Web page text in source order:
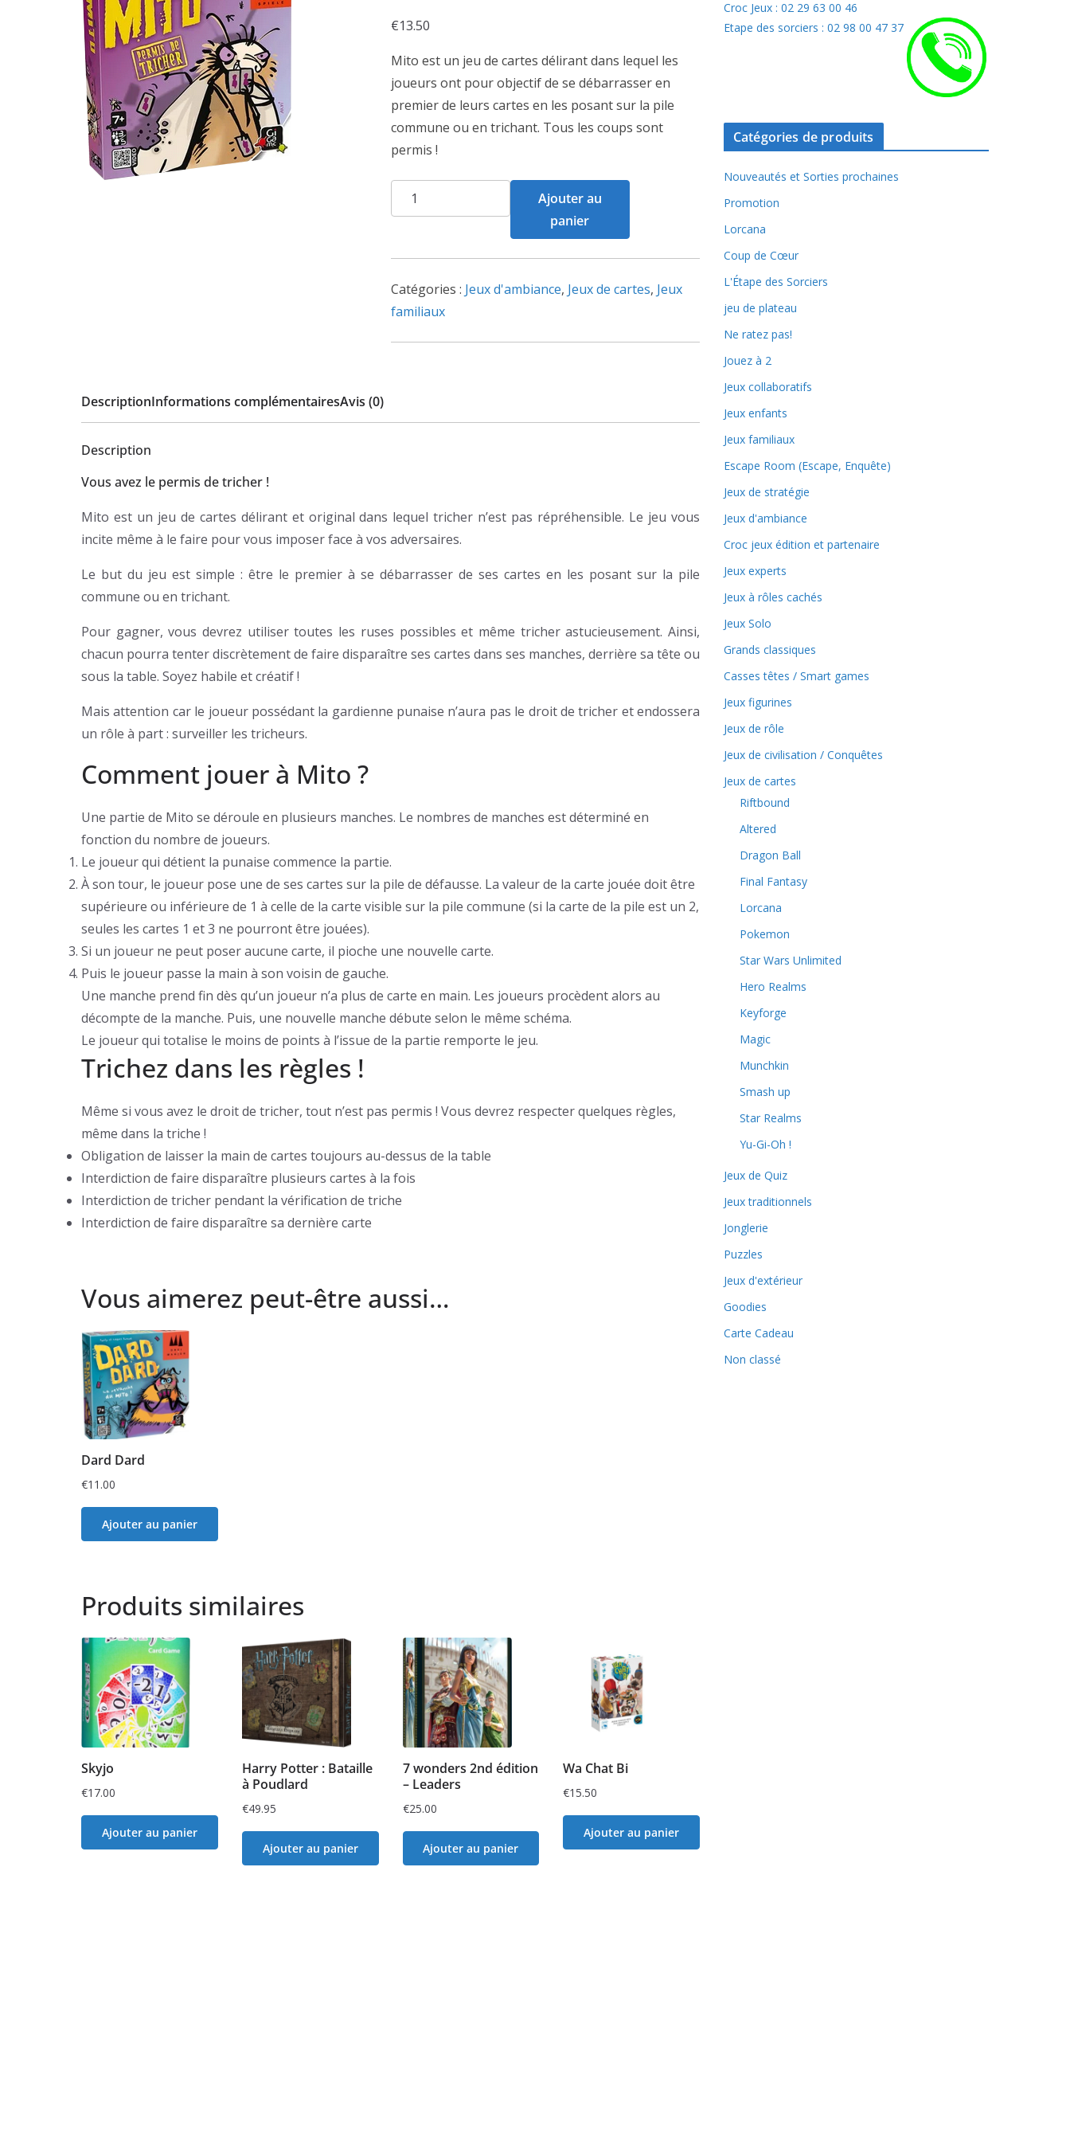
€13.50
Mito est un jeu de cartes délirant dans lequel les
joueurs ont pour objectif de se débarrasser en
premier de leurs cartes en les posant sur la pile
commune ou en trichant. Tous les coups sont
permis !
quantité
de
Ajouter au
panier
Catégories : Jeux d'ambiance, Jeux de cartes, Jeux
familiaux
DescriptionInformations complémentairesAvis (0)
Description
Vous avez le permis de tricher !
Mito est un jeu de cartes délirant et original dans lequel tricher n’est pas répréhensible. Le jeu vous
incite même à le faire pour vous imposer face à vos adversaires.
Le but du jeu est simple : être le premier à se débarrasser de ses cartes en les posant sur la pile
commune ou en trichant.
Pour gagner, vous devrez utiliser toutes les ruses possibles et même tricher astucieusement. Ainsi,
chacun pourra tenter discrètement de faire disparaître ses cartes dans ses manches, derrière sa tête ou
sous la table. Soyez habile et créatif !
Mais attention car le joueur possédant la gardienne punaise n’aura pas le droit de tricher et endossera
un rôle à part : surveiller les tricheurs.
Comment jouer à Mito ?
Une partie de Mito se déroule en plusieurs manches. Le nombres de manches est déterminé en
fonction du nombre de joueurs.
Le joueur qui détient la punaise commence la partie.
À son tour, le joueur pose une de ses cartes sur la pile de défausse. La valeur de la carte jouée doit être
supérieure ou inférieure de 1 à celle de la carte visible sur la pile commune (si la carte de la pile est un 2,
seules les cartes 1 et 3 ne pourront être jouées).
Si un joueur ne peut poser aucune carte, il pioche une nouvelle carte.
Puis le joueur passe la main à son voisin de gauche.
Une manche prend fin dès qu’un joueur n’a plus de carte en main. Les joueurs procèdent alors au
décompte de la manche. Puis, une nouvelle manche débute selon le même schéma.
Le joueur qui totalise le moins de points à l’issue de la partie remporte le jeu.
Trichez dans les règles !
Même si vous avez le droit de tricher, tout n’est pas permis ! Vous devrez respecter quelques règles,
même dans la triche !
Obligation de laisser la main de cartes toujours au-dessus de la table
Interdiction de faire disparaître plusieurs cartes à la fois
Interdiction de tricher pendant la vérification de triche
Interdiction de faire disparaître sa dernière carte
Vous aimerez peut-être aussi…
Dard Dard
€11.00
Ajouter au panier
Produits similaires
Skyjo
€17.00
Ajouter au panier
Harry Potter : Bataille
à Poudlard
€49.95
Ajouter au panier
7 wonders 2nd édition
– Leaders
€25.00
Ajouter au panier
Wa Chat Bi
€15.50
Ajouter au panier
Croc Jeux : 02 29 63 00 46
Etape des sorciers : 02 98 00 47 37
Catégories de produits
Nouveautés et Sorties prochaines
Promotion
Lorcana
Coup de Cœur
L'Étape des Sorciers
jeu de plateau
Ne ratez pas!
Jouez à 2
Jeux collaboratifs
Jeux enfants
Jeux familiaux
Escape Room (Escape, Enquête)
Jeux de stratégie
Jeux d'ambiance
Croc jeux édition et partenaire
Jeux experts
Jeux à rôles cachés
Jeux Solo
Grands classiques
Casses têtes / Smart games
Jeux figurines
Jeux de rôle
Jeux de civilisation / Conquêtes
Jeux de cartes
Riftbound
Altered
Dragon Ball
Final Fantasy
Lorcana
Pokemon
Star Wars Unlimited
Hero Realms
Keyforge
Magic
Munchkin
Smash up
Star Realms
Yu-Gi-Oh !
Jeux de Quiz
Jeux traditionnels
Jonglerie
Puzzles
Jeux d'extérieur
Goodies
Carte Cadeau
Non classé